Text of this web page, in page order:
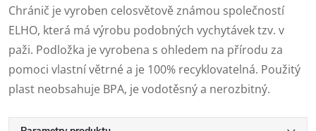
Chránič je vyroben celosvětově známou společností
ELHO, která má výrobu podobných vychytávek tzv. v
paži. Podložka je vyrobena s ohledem na přírodu za
pomoci vlastní větrné a je 100% recyklovatelná. Použitý
plast neobsahuje BPA, je vodotěsný a nerozbitný.